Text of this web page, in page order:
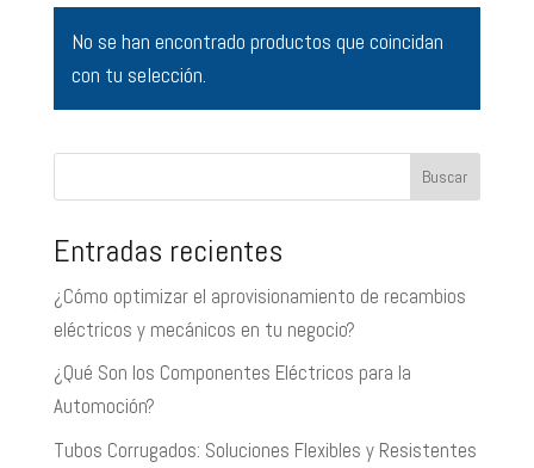
No se han encontrado productos que coincidan
con tu selección.
Buscar
Entradas recientes
¿Cómo optimizar el aprovisionamiento de recambios
eléctricos y mecánicos en tu negocio?
¿Qué Son los Componentes Eléctricos para la
Automoción?
Tubos Corrugados: Soluciones Flexibles y Resistentes